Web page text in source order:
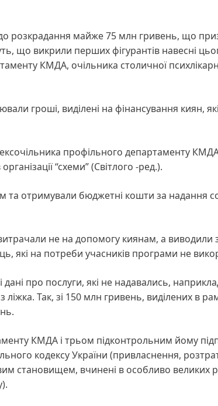
розкрадання майже 75 млн гривень, що
що викрили перших фігурантів навесні
КМДА, очільника столичної
гроші, виділені на фінансування киян,
профільного департаменту
“схеми” (Світлого -ред.).
та отримували бюджетні кошти за надання
не на допомогу киянам, а виводили з
які на потреби учасників програми не
про послуги, які не надавались,
ліжка. Так, зі 150 млн гривень, виділених в
КМДА і трьом підконтрольним йому
кодексу України (привласнення,
становищем, вчинені в особливо великих